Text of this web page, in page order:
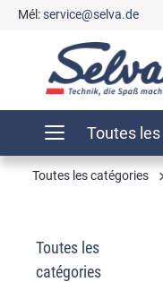
Passer à la
Mél:service@selva.de
Toutes
Toutes les catégories
Toutes les
catégories